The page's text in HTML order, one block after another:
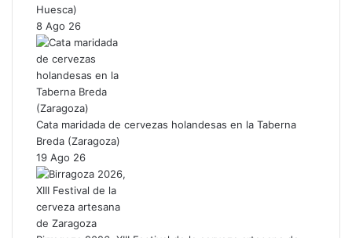
Huesca)
8 Ago 26
Cata maridada de cervezas holandesas en la Taberna
Breda (Zaragoza)
19 Ago 26